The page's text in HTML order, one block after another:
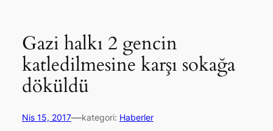
Gazi halkı 2 gencin
katledilmesine karşı sokağa
döküldü
Nis 15, 2017—kategori: Haberler